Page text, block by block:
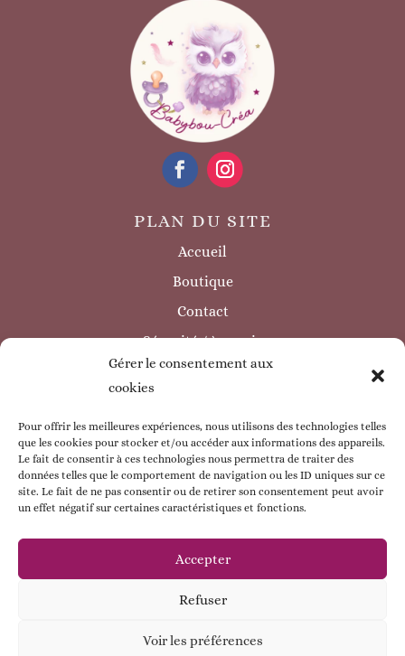
Gérer le consentement aux
cookies
Pour offrir les meilleures expériences, nous utilisons des technologies telles
que les cookies pour stocker et/ou accéder aux informations des appareils.
Le fait de consentir à ces technologies nous permettra de traiter des
données telles que le comportement de navigation ou les ID uniques sur ce
site. Le fait de ne pas consentir ou de retirer son consentement peut avoir
un effet négatif sur certaines caractéristiques et fonctions.
Accepter
Refuser
Voir les préférences
PLAN DU SITE
Accueil
Boutique
Contact
Sécurité / à savoir
INFORMATIONS LÉGALES
Mentions légales
Politique de confidentialité
Politique de cookie
CGV
ESPACE CLIENT
Mon compte
Mes coordonnées